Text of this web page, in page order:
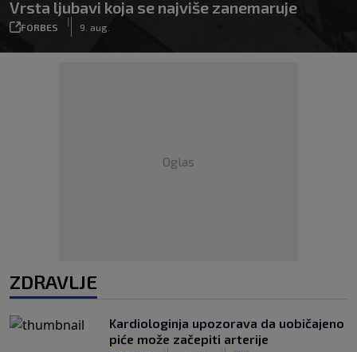
Vrsta ljubavi koja se najviše zanemaruje
FORBES
|
9. aug.
Oglas
ZDRAVLJE
Kardiologinja upozorava da uobičajeno
piće može začepiti arterije